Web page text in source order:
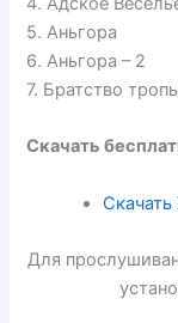
5. Аньгора
6. Аньгора – 2
7. Братство
Скачать
Скачать
Для